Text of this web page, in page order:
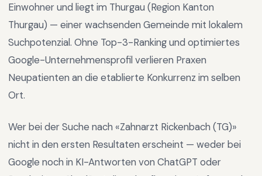
Einwohner und liegt im Thurgau (Region Kanton
Thurgau) — einer wachsenden Gemeinde mit lokalem
Suchpotenzial. Ohne Top-3-Ranking und optimiertes
Google-Unternehmensprofil verlieren Praxen
Neupatienten an die etablierte Konkurrenz im selben
Ort.
Wer bei der Suche nach «Zahnarzt Rickenbach (TG)»
nicht in den ersten Resultaten erscheint — weder bei
Google noch in KI-Antworten von ChatGPT oder